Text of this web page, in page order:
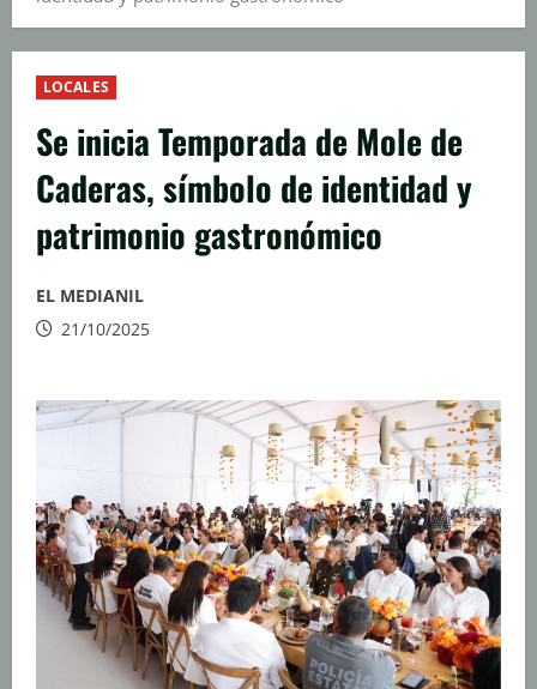
LOCALES
Se inicia Temporada de Mole de
Caderas, símbolo de identidad y
patrimonio gastronómico
EL MEDIANIL
21/10/2025